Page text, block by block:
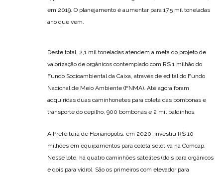
em 2019. O planejamento é aumentar para 17,5 mil toneladas
ano que vem.
Deste total, 2,1 mil toneladas atendem a meta do projeto de
valorização de orgânicos contemplado com R$ 1 milhão do
Fundo Socioambiental da Caixa, através de edital do Fundo
Nacional de Meio Ambiente (FNMA). Até agora foram
adquiridas duas caminhonetes para coleta das bombonas e
transporte do cepilho, 900 bombonas e 2 mil baldinhos.
A Prefeitura de Florianópolis, em 2020, investiu R$ 10
milhões em equipamentos para coleta seletiva na Comcap.
Nesse lote, há quatro caminhões satélites (dois para orgânicos
e dois para vidro). São os primeiros com elevador para